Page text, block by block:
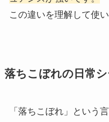
この違いを理解して使
落ちこぼれの日常
「落ちこぼれ」という